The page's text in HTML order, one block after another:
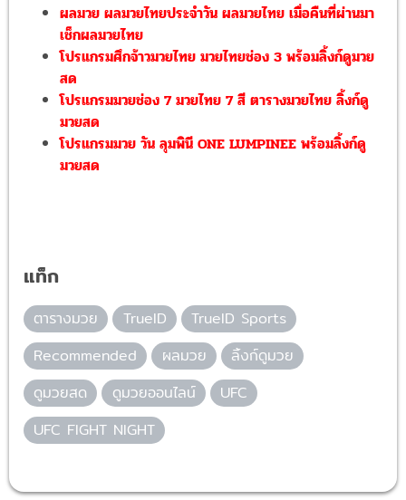
ผลมวย ผลมวยไทยประจำวัน ผลมวยไทย เมื่อคืนที่ผ่านมา
เช็กผลมวยไทย
โปรแกรมศึกจ้าวมวยไทย มวยไทยช่อง 3 พร้อมลิ้งก์ดูมวย
สด
โปรแกรมมวยช่อง 7 มวยไทย 7 สี ตารางมวยไทย ลิ้งก์ดู
มวยสด
โปรแกรมมวย วัน ลุมพินี ONE LUMPINEE พร้อมลิ้งก์ดู
มวยสด
แท็ก
ตารางมวย TrueID
TrueID Sports
Recommended
ผลมวย
ลิ้งก์ดูมวย
ดูมวยสด
ดูมวยออนไลน์
UFC
UFC FIGHT NIGHT